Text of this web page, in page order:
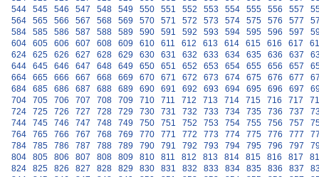
544
545 546 547 548 549 550 551 552 553 554 555 556 557
564
565 566 567 568 569 570 571 572 573 574 575 576 577
584
585 586 587 588 589 590 591 592 593 594 595 596 597
604
605 606 607 608 609 610 611 612 613 614 615 616 617
624
625 626 627 628 629 630 631 632 633 634 635 636 637
644
645 646 647 648 649 650 651 652 653 654 655 656 657
664
665 666 667 668 669 670 671 672 673 674 675 676 677
684
685 686 687 688 689 690 691 692 693 694 695 696 697
704
705 706 707 708 709 710 711 712 713 714 715 716 717
724
725 726 727 728 729 730 731 732 733 734 735 736 737
744
745 746 747 748 749 750 751 752 753 754 755 756 757
764
765 766 767 768 769 770 771 772 773 774 775 776 777
784
785 786 787 788 789 790 791 792 793 794 795 796 797
804
805 806 807 808 809 810 811 812 813 814 815 816 817
824
825 826 827 828 829 830 831 832 833 834 835 836 837